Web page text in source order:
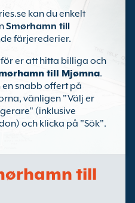
kan du enkelt
Smørhamn till
färjerederier.
er att hitta billiga och
till Mjømna.
snabb offert på
vänligen "Välj er
(inklusive
och klicka på "Sök".
till